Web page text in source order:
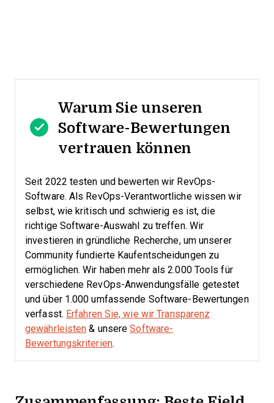
Warum Sie unseren
Software-Bewertungen
vertrauen können
Seit 2022 testen und bewerten wir RevOps-
Software. Als RevOps-Verantwortliche wissen wir
selbst, wie kritisch und schwierig es ist, die
richtige Software-Auswahl zu treffen. Wir
investieren in gründliche Recherche, um unserer
Community fundierte Kaufentscheidungen zu
ermöglichen. Wir haben mehr als 2.000 Tools für
verschiedene RevOps-Anwendungsfälle getestet
und über 1.000 umfassende Software-Bewertungen
verfasst. Erfahren Sie, wie wir Transparenz
gewährleisten & unsereSoftware-
Bewertungskriterien.